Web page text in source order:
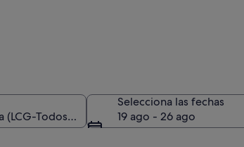
Selecciona las fechas
19 ago - 26 ago